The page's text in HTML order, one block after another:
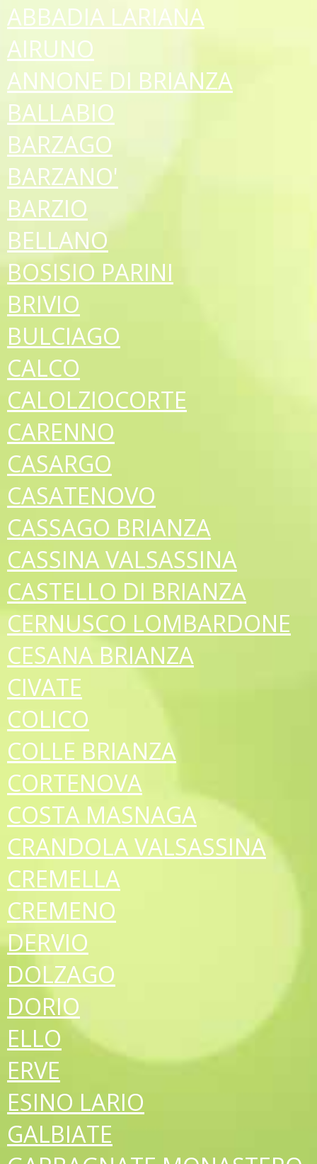
ABBADIA LARIANA
AIRUNO
ANNONE DI BRIANZA
BALLABIO
BARZAGO
BARZANO'
BARZIO
BELLANO
BOSISIO PARINI
BRIVIO
BULCIAGO
CALCO
CALOLZIOCORTE
CARENNO
CASARGO
CASATENOVO
CASSAGO BRIANZA
CASSINA VALSASSINA
CASTELLO DI BRIANZA
CERNUSCO LOMBARDONE
CESANA BRIANZA
CIVATE
COLICO
COLLE BRIANZA
CORTENOVA
COSTA MASNAGA
CRANDOLA VALSASSINA
CREMELLA
CREMENO
DERVIO
DOLZAGO
DORIO
ELLO
ERVE
ESINO LARIO
GALBIATE